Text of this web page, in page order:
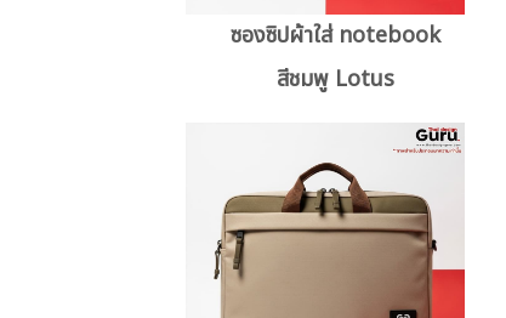
ซองซิปผ้าใส่ notebook
สีชมพู Lotus